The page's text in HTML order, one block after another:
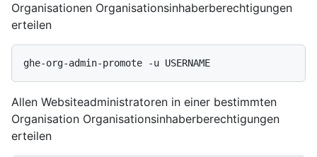
Organisationen Organisationsinhaberberechtigungen
erteilen
Allen Websiteadministratoren in einer bestimmten
Organisation Organisationsinhaberberechtigungen
erteilen